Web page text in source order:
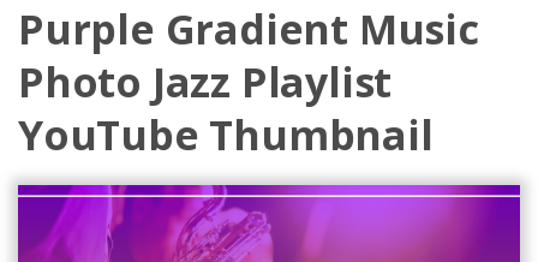
Purple Gradient Music
Photo Jazz Playlist
YouTube Thumbnail